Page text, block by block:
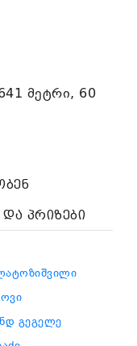
მეტრი, 60
პრიზები
გეგელე